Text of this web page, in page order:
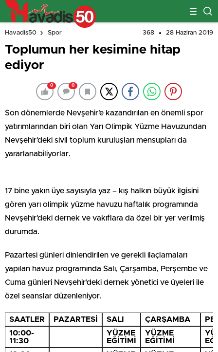
Havadis50 Spor 368 28 Haziran 2019
Toplumun her kesimine hitap
ediyor
0 0
Son dönemlerde Nevşehir’e kazandırılan en önemli spor
yatırımlarından biri olan Yarı Olimpik Yüzme Havuzundan
Nevşehir’deki sivil toplum kuruluşları mensupları da
yararlanabiliyorlar.
17 bine yakın üye sayısıyla yaz – kış halkın büyük ilgisini
gören yarı olimpik yüzme havuzu haftalık programında
Nevşehir’deki dernek ve vakıflara da özel bir yer verilmiş
durumda.
Pazartesi günleri dinlendirilen ve gerekli ilaçlamaları
yapılan havuz programında Salı, Çarşamba, Perşembe ve
Cuma günleri Nevşehir’deki dernek yönetici ve üyeleri ile
özel seanslar düzenleniyor.
SAATLER PAZARTESİ SALI ÇARŞAMBA
10:00-
11:30
YÜZME
EĞİTİMİ
YÜZME
EĞİTİMİ